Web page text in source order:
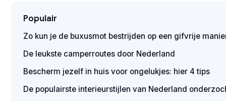
Populair
Zo kun je de buxusmot bestrijden op een gifvrije
De leukste camperroutes door Nederland
Bescherm jezelf in huis voor ongelukjes: hier 4 tips
De populairste interieurstijlen van Nederland